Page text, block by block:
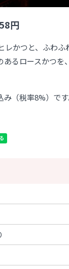
円
レかつと、ふわふ
あるロースかつを
（税率8%）です